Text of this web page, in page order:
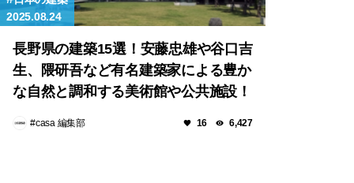
2025.08.24
長野県の建築15選！安藤忠雄や谷口吉
生、隈研吾など有名建築家による豊か
な自然と調和する美術館や公共施設！
#casa 編集部 16 6,427